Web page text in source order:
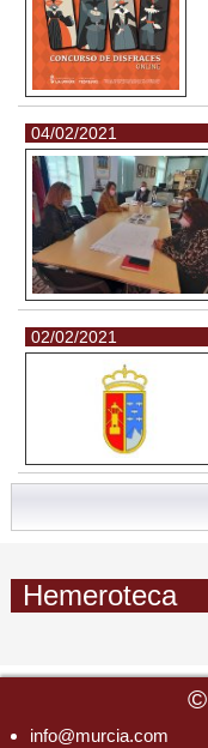
04/02/2021
02/02/2021
Hemeroteca
©
info@murcia.com